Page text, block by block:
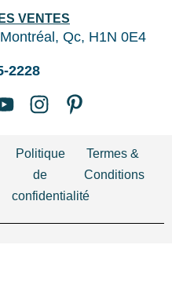
VENTES
Montréal, Qc, H1N 0E4
2228
Politique
de
confidentialité
Termes &
Conditions